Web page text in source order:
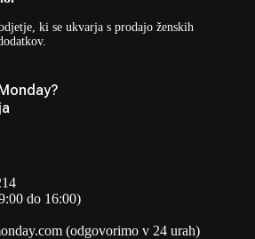
ki se ukvarja s prodajo ženskih
do 16:00)
(odgovorimo v 24 urah)